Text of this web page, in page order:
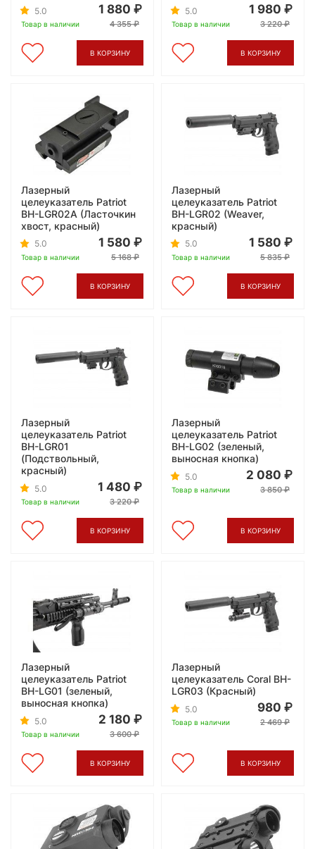
5.0
Товар в наличии
1 880
4 355
В КОРЗИНУ
5.0
Товар в наличии
1 980
3 220
В КОРЗИНУ
Лазерный
целеуказатель Patriot
BH-LGR02A (Ласточкин
хвост, красный)
5.0
Товар в наличии
1 580
5 168
В КОРЗИНУ
Лазерный
целеуказатель Patriot
BH-LGR02 (Weaver,
красный)
5.0
Товар в наличии
1 580
5 835
В КОРЗИНУ
Лазерный
целеуказатель Patriot
BH-LGR01
(Подствольный,
красный)
5.0
Товар в наличии
1 480
3 220
В КОРЗИНУ
Лазерный
целеуказатель Patriot
BH-LG02 (зеленый,
выносная кнопка)
5.0
Товар в наличии
2 080
3 850
В КОРЗИНУ
Лазерный
целеуказатель Patriot
BH-LG01 (зеленый,
выносная кнопка)
5.0
Товар в наличии
2 180
3 600
В КОРЗИНУ
Лазерный
целеуказатель Coral BH-
LGR03 (Красный)
5.0
Товар в наличии
980
2 469
В КОРЗИНУ